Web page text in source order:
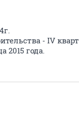
- IV
2015 года.